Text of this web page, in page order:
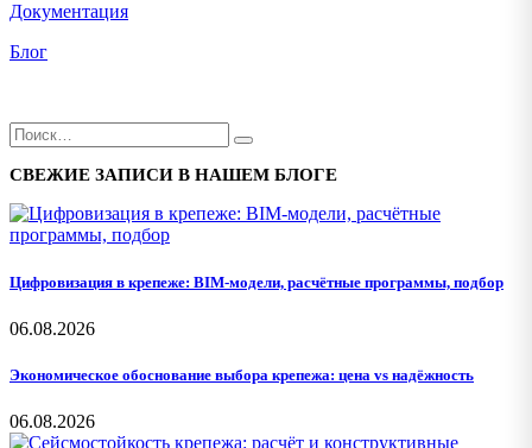
Документация
Блог
СВЕЖИЕ ЗАПИСИ В НАШЕМ БЛОГЕ
Цифровизация в крепеже: BIM-модели, расчётные программы, подбор
06.08.2026
Экономическое обоснование выбора крепежа: цена vs надёжность
06.08.2026